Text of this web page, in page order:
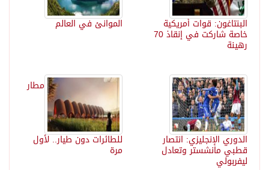
الموانئ في العالم
البنتاغون: قوات أمريكية
خاصة شاركت في إنقاذ 70
رهينة
مطار
للطائرات دون طيار.. لأول
مرة
الدوري الإنجليزي: انتصار
قطبي مانشستر وتعادل
ليفربولي